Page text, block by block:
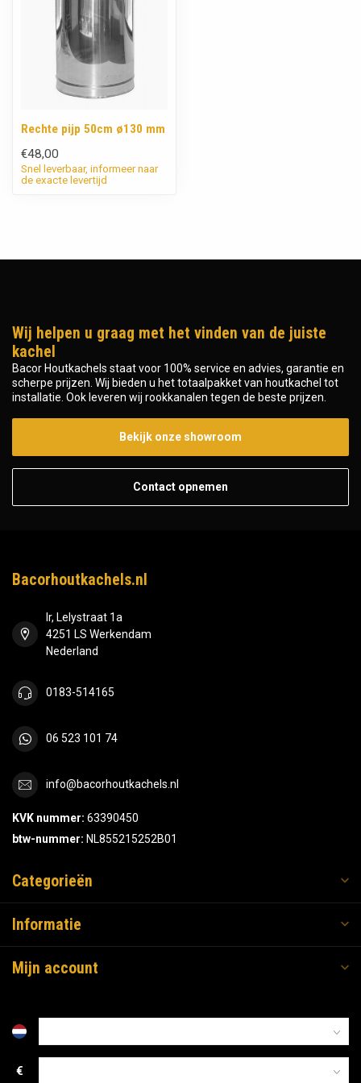
Rechte pijp 50cm ø130 mm
€48,00
Snel leverbaar, informeer naar
de exacte levertijd
Wij helpen u graag met het vinden van de juiste
kachel
Bacor Houtkachels staat voor 100% service en advies, garantie en
scherpe prijzen. Wij bieden u het totaalpakket van houtkachel tot
installatie. Ook leveren wij rookkanalen tegen de beste prijzen.
Bekijk onze showroom
Contact opnemen
Bacorhoutkachels.nl
Ir, Lelystraat 1a
4251 LS Werkendam
Nederland
0183-514165
06 523 101 74
info@bacorhoutkachels.nl
KVK nummer: 63390450
btw-nummer: NL855215252B01
Categorieën
Informatie
Mijn account
€